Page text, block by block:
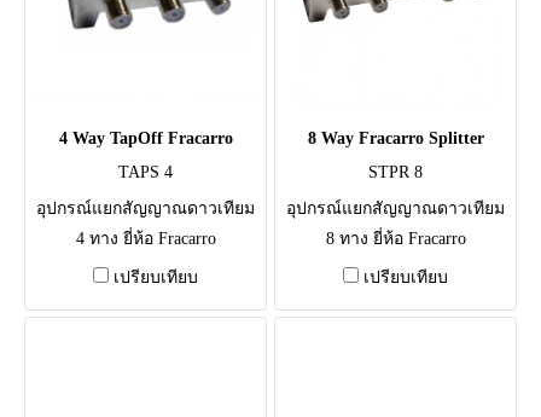
4 Way TapOff Fracarro
TAPS 4
อุปกรณ์แยกสัญญาณดาวเทียม
4 ทาง ยี่ห้อ Fracarro
เปรียบเทียบ
8 Way Fracarro Splitter
STPR 8
อุปกรณ์แยกสัญญาณดาวเทียม
8 ทาง ยี่ห้อ Fracarro
เปรียบเทียบ